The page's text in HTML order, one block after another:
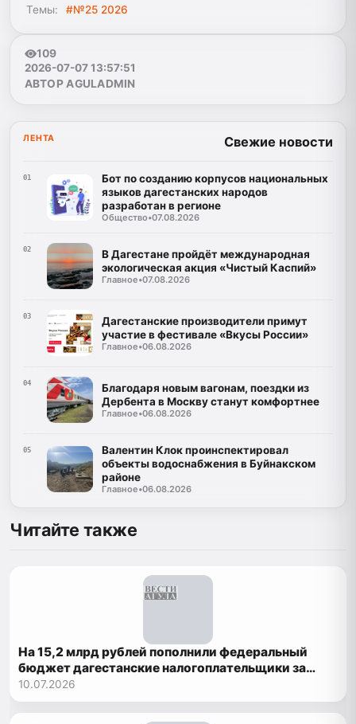
Темы: #№25 2026
109
2026-07-07 13:57:51
АВТОР AGULADMIN
ЛЕНТА Свежие новости
01
Бот по созданию корпусов национальных
языков дагестанских народов
разработан в регионе
Общество•07.08.2026
02
В Дагестане пройдёт международная
экологическая акция «Чистый Каспий»
Главное•07.08.2026
03
Дагестанские производители примут
участие в фестивале «Вкусы России»
Главное•06.08.2026
04
Благодаря новым вагонам, поездки из
Дербента в Москву станут комфортнее
Главное•06.08.2026
05
Валентин Клок проинспектировал
объекты водоснабжения в Буйнакском
районе
Главное•06.08.2026
Читайте также
На 15,2 млрд рублей пополнили федеральный
бюджет дагестанские налогоплательщики за
полгода
10.07.2026